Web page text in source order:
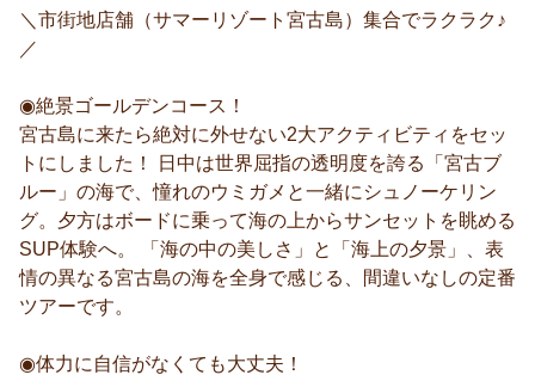
＼市街地店舗（サマーリゾート宮古島）集合でラクラク♪
／
◉絶景ゴールデンコース！
宮古島に来たら絶対に外せない2大アクティビティをセッ
トにしました！ 日中は世界屈指の透明度を誇る「宮古ブ
ルー」の海で、憧れのウミガメと一緒にシュノーケリン
グ。夕方はボードに乗って海の上からサンセットを眺める
SUP体験へ。 「海の中の美しさ」と「海上の夕景」、表
情の異なる宮古島の海を全身で感じる、間違いなしの定番
ツアーです。
◉体力に自信がなくても大丈夫！